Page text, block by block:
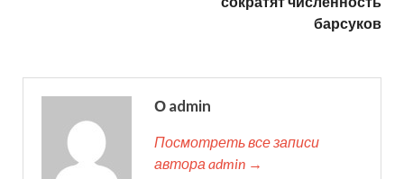
барсуков
О admin
Посмотреть все записи
автора admin →